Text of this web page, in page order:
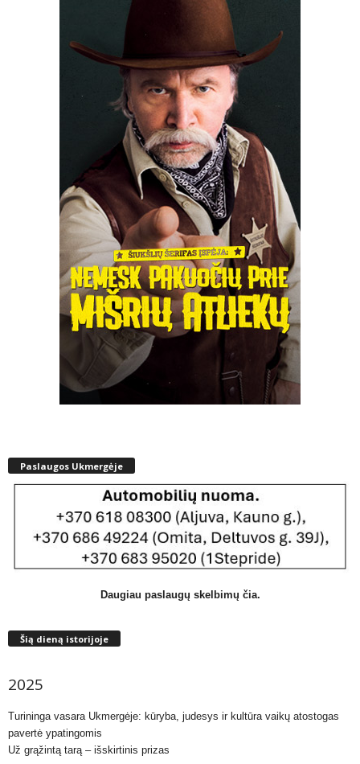
Paslaugos Ukmergėje
Daugiau paslaugų skelbimų čia.
Šią dieną istorijoje
2025
Turininga vasara Ukmergėje: kūryba, judesys ir kultūra vaikų atostogas
pavertė ypatingomis
Už grąžintą tarą – išskirtinis prizas